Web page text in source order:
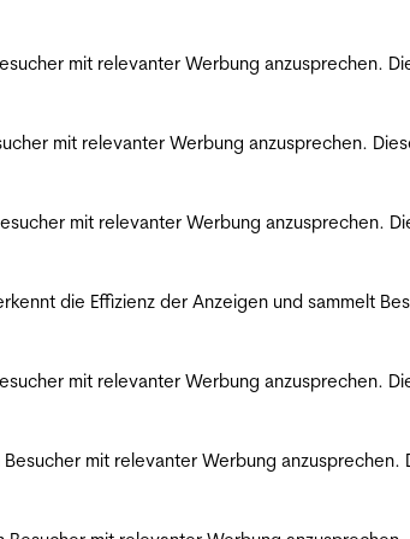
mit relevanter Werbung anzusprechen.
mit relevanter Werbung anzusprechen.
mit relevanter Werbung anzusprechen.
die Effizienz der Anzeigen und sammelt
mit relevanter Werbung anzusprechen.
mit relevanter Werbung